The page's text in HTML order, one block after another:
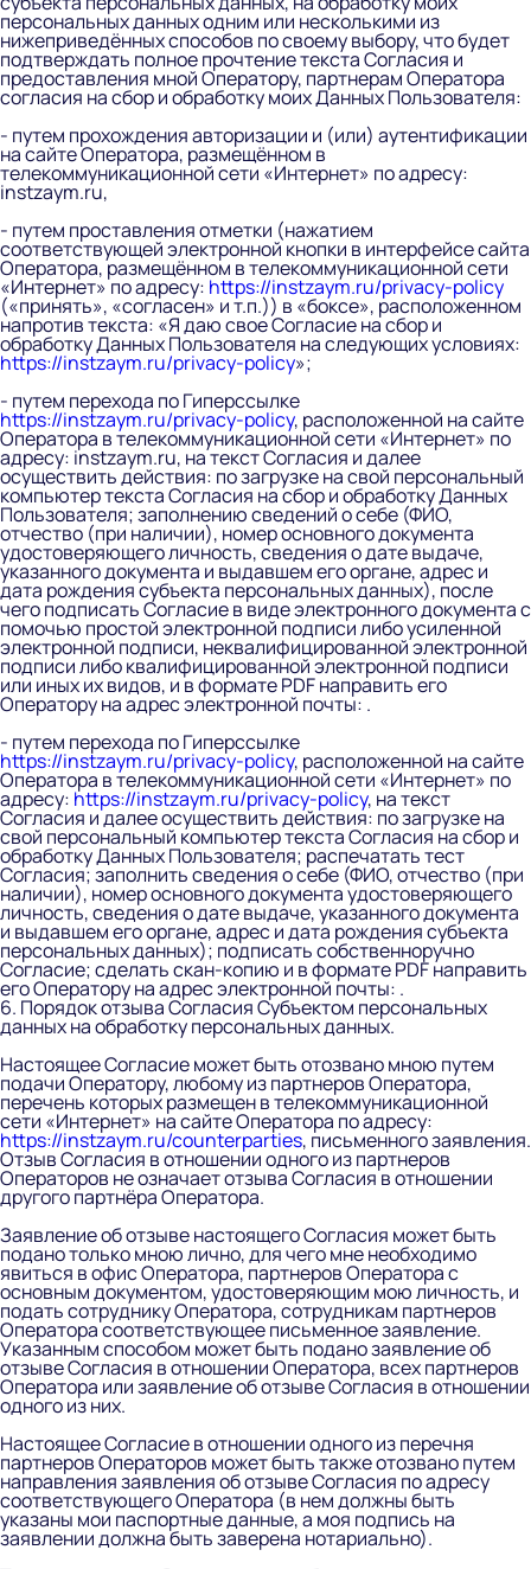
персональных данных одним или несколькими из
нижеприведённых способов по своему выбору, что будет
подтверждать полное прочтение текста Согласия и
предоставления мной Оператору, партнерам Оператора
согласия на сбор и обработку моих Данных Пользователя:
- путем прохождения авторизации и (или) аутентификации
на сайте Оператора, размещённом в
телекоммуникационной сети «Интернет» по адресу:
instzaym.ru,
- путем проставления отметки (нажатием
соответствующей электронной кнопки в интерфейсе сайта
Оператора, размещённом в телекоммуникационной сети
«Интернет» по адресу: https://instzaym.ru/privacy-policy
(«принять», «согласен» и т.п.)) в «боксе», расположенном
напротив текста: «Я даю свое Согласие на сбор и
обработку Данных Пользователя на следующих условиях:
https://instzaym.ru/privacy-policy»;
- путем перехода по Гиперссылке
https://instzaym.ru/privacy-policy, расположенной на сайте
Оператора в телекоммуникационной сети «Интернет» по
адресу: instzaym.ru, на текст Согласия и далее
осуществить действия: по загрузке на свой персональный
компьютер текста Согласия на сбор и обработку Данных
Пользователя; заполнению сведений о себе (ФИО,
отчество (при наличии), номер основного документа
удостоверяющего личность, сведения о дате выдаче,
указанного документа и выдавшем его органе, адрес и
дата рождения субъекта персональных данных), после
чего подписать Согласие в виде электронного документа с
помочью простой электронной подписи либо усиленной
электронной подписи, неквалифицированной электронной
подписи либо квалифицированной электронной подписи
или иных их видов, и в формате PDF направить его
Оператору на адрес электронной почты: .
- путем перехода по Гиперссылке
https://instzaym.ru/privacy-policy, расположенной на сайте
Оператора в телекоммуникационной сети «Интернет» по
адресу: https://instzaym.ru/privacy-policy, на текст
Согласия и далее осуществить действия: по загрузке на
свой персональный компьютер текста Согласия на сбор и
обработку Данных Пользователя; распечатать тест
Согласия; заполнить сведения о себе (ФИО, отчество (при
наличии), номер основного документа удостоверяющего
личность, сведения о дате выдаче, указанного документа
и выдавшем его органе, адрес и дата рождения субъекта
персональных данных); подписать собственноручно
Согласие; сделать скан-копию и в формате PDF направить
его Оператору на адрес электронной почты: .
6. Порядок отзыва Согласия Субъектом персональных
данных на обработку персональных данных.
Настоящее Согласие может быть отозвано мною путем
подачи Оператору, любому из партнеров Оператора,
перечень которых размещен в телекоммуникационной
сети «Интернет» на сайте Оператора по адресу:
https://instzaym.ru/counterparties, письменного заявления.
Отзыв Согласия в отношении одного из партнеров
Операторов не означает отзыва Согласия в отношении
другого партнёра Оператора.
Заявление об отзыве настоящего Согласия может быть
подано только мною лично, для чего мне необходимо
явиться в офис Оператора, партнеров Оператора с
основным документом, удостоверяющим мою личность, и
подать сотруднику Оператора, сотрудникам партнеров
Оператора соответствующее письменное заявление.
Указанным способом может быть подано заявление об
отзыве Согласия в отношении Оператора, всех партнеров
Оператора или заявление об отзыве Согласия в отношении
одного из них.
Настоящее Согласие в отношении одного из перечня
партнеров Операторов может быть также отозвано путем
направления заявления об отзыве Согласия по адресу
соответствующего Оператора (в нем должны быть
указаны мои паспортные данные, а моя подпись на
заявлении должна быть заверена нотариально).